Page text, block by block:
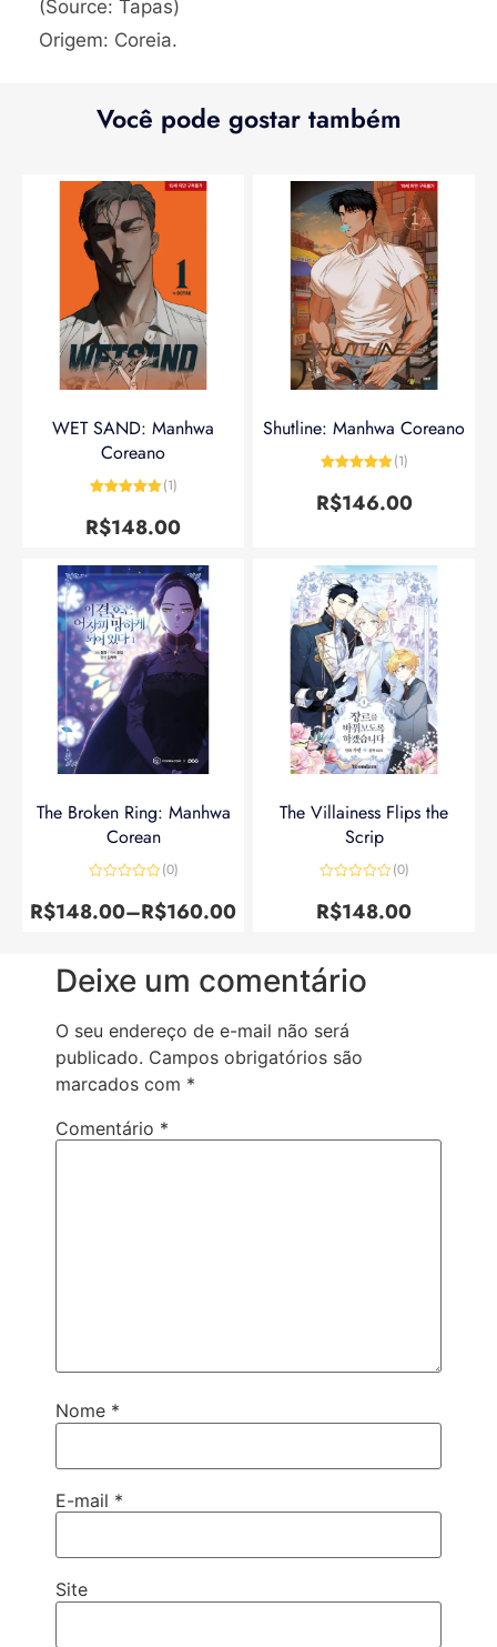
(Source: Tapas)
Origem: Coreia.
Você pode gostar também
WET SAND: Manhwa
Coreano
de 5
(1)
R$148.00
Shutline: Manhwa Coreano
de 5
(1)
R$146.00
The Broken Ring: Manhwa
Corean
0
de
(0)
R$148.00–R$160.00
The Villainess Flips the
Scrip
0
de
(0)
R$148.00
Deixe um comentário
O seu endereço de e-mail não será
publicado. Campos obrigatórios são
marcados com *
Comentário *
Nome *
E-mail *
Site